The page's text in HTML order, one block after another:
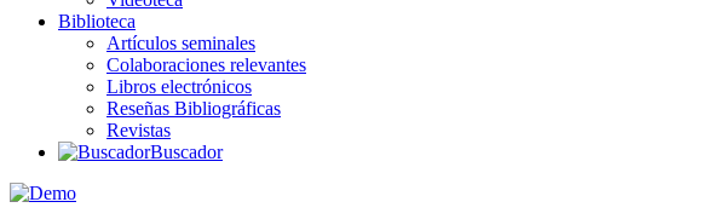
Biblioteca
Artículos seminales
Colaboraciones relevantes
Libros electrónicos
Reseñas Bibliográficas
Revistas
Buscador